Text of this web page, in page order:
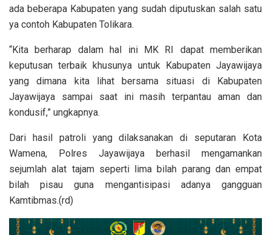
ada beberapa Kabupaten yang sudah diputuskan salah satu
ya contoh Kabupaten Tolikara.
“Kita berharap dalam hal ini MK RI dapat memberikan
keputusan terbaik khusunya untuk Kabupaten Jayawijaya
yang dimana kita lihat bersama situasi di Kabupaten
Jayawijaya sampai saat ini masih terpantau aman dan
kondusif,” ungkapnya.
Dari hasil patroli yang dilaksanakan di seputaran Kota
Wamena, Polres Jayawijaya berhasil mengamankan
sejumlah alat tajam seperti lima bilah parang dan empat
bilah pisau guna mengantisipasi adanya gangguan
Kamtibmas.(rd)